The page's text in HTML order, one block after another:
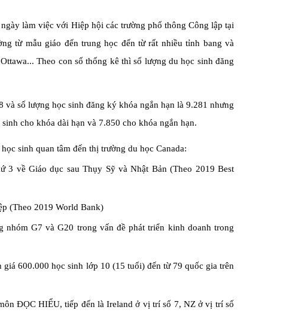
làm việc với Hiệp hội các trường phổ thông Công lập tại
từ mẫu giáo đến trung học đến từ rất nhiều tỉnh bang và
Theo con số thống kê thì số lượng du học sinh đăng
số lượng học sinh đăng ký khóa ngắn hạn là 9.281 nhưng
cho khóa dài hạn và 7.850 cho khóa ngắn hạn.
sinh quan tâm đến thị trường du học Canada:
về Giáo dục sau Thụy Sỹ và Nhật Bản (Theo 2019 Best
(Theo 2019 World Bank)
G7 và G20 trong vấn đề phát triển kinh doanh trong
600.000 học sinh lớp 10 (15 tuổi) đến từ 79 quốc gia trên
ĐỌC HIỂU, tiếp đến là Ireland ở vị trí số 7, NZ ở vị trí số